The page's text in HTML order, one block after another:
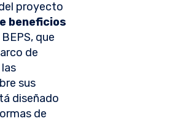
proyecto
beneficios
que
de
sus
diseñado
de